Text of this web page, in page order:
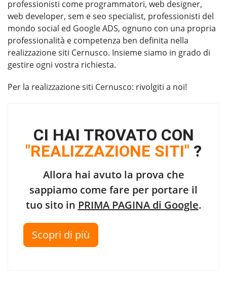
professionisti come programmatori, web designer,
web developer, sem e seo specialist, professionisti del
mondo social ed Google ADS, ognuno con una propria
professionalità e competenza ben definita nella
realizzazione siti Cernusco. Insieme siamo in grado di
gestire ogni vostra richiesta.
Per la realizzazione siti Cernusco: rivolgiti a noi!
CI HAI TROVATO CON
"REALIZZAZIONE SITI" ?
Allora hai avuto la prova che
sappiamo come fare per portare il
tuo sito in PRIMA PAGINA di Google.
Scopri di più